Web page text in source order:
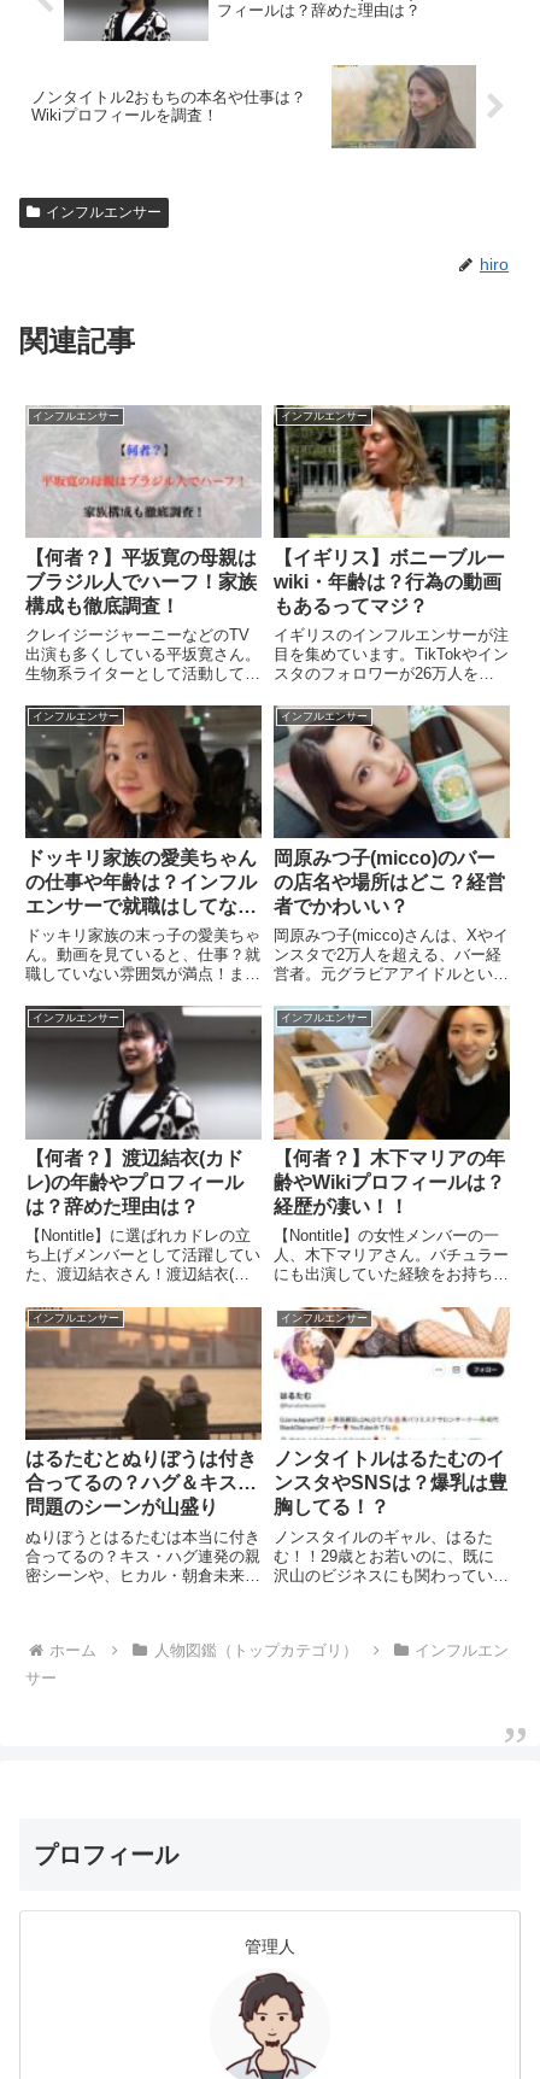
フィールは？辞めた理由は？
ノンタイトル2おもちの本名や仕事は？
Wikiプロフィールを調査！
インフルエンサー
hiro
関連記事
インフルエンサー
【何者？】平坂寛の母親は
ブラジル人でハーフ！家族
構成も徹底調査！
クレイジージャーニーなどのTV
出演も多くしている平坂寛さん。
生物系ライターとして活動してい
齢やプロフィールは？平坂寛さん
はハーフ！母親はブラジルの方！
平坂寛さんの家族構成は？と言う
部分について、調査していき...
インフルエンサー
【イギリス】ボニーブルー
wiki・年齢は？行為の動画
もあるってマジ？
イギリスのインフルエンサーが注
目を集めています。TikTokやイン
スタのフォロワーが26万人を超
ブルーのwiki・年齢プロフィール
を知りたいボニーブルーのTikTok
やインスタアカウントは？画像や
動画が見たい！...
インフルエンサー
ドッキリ家族の愛美ちゃん
の仕事や年齢は？インフル
エンサーで就職はしてな
い！？
ドッキリ家族の末っ子の愛美ちゃ
ん。動画を見ていると、仕事？就
職していない雰囲気が満点！まだ
ドッキリ家族の愛美ちゃんの年齢
は？仕事は何しているの？と言う
部分について、調査してみまし
た。ドッキリ家族の愛美ちゃん
は、...
インフルエンサー
岡原みつ子(micco)のバー
の店名や場所はどこ？経営
者でかわいい？
岡原みつ子(micco)さんは、Xやイ
ンスタで2万人を超える、バー経
営者。元グラビアアイドルという
のコメントも多く見られます。岡
原みつ子(micco)のバーの店名
は？場所や住所はどこ？というこ
とで、情報を纏めて...
インフルエンサー
【何者？】渡辺結衣(カド
レ)の年齢やプロフィール
は？辞めた理由は？
【Nontitle】に選ばれカドレの立
ち上げメンバーとして活躍してい
た、渡辺結衣さん！渡辺結衣(カ
ルを知りたい！カドレを辞めたっ
てマジ？理由は？渡辺結衣(カド
レ)の年齢・プロフィールは？
Wiki風に調査名前：渡...
インフルエンサー
【何者？】木下マリアの年
齢やWikiプロフィールは？
経歴が凄い！！
【Nontitle】の女性メンバーの一
人、木下マリアさん。バチュラー
にも出演していた経験をお持ちの
の出演を期に、カドレを立ち上げ
ました。木下マリアさんは何者？
年齢やプロフィールを知りたい経
歴は？と言う部分を調査...
インフルエンサー
はるたむとぬりぼうは付き
合ってるの？ハグ＆キス…
問題のシーンが山盛り
ぬりぼうとはるたむは本当に付き
合ってるの？キス・ハグ連発の親
密シーンや、ヒカル・朝倉未来の
インフルエンサー
ノンタイトルはるたむのイ
ンスタやSNSは？爆乳は豊
胸してる！？
ノンスタイルのギャル、はるた
む！！29歳とお若いのに、既に
沢山のビジネスにも関わってい
ゃ豊胸か？はるたむさんは、15
ホーム 人物図鑑（トップカテゴリ）
インフルエン
サー
プロフィール
管理人